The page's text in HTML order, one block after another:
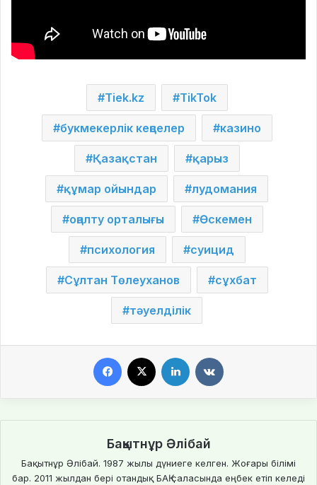
Tiek.kz TikTok
букмекерлік кеңселер казино
Қазақстан қарыз
құмар ойындар лудомания
оңалту орталығы Өскемен
психология суицид
Сұлтан Төлеуханов сұхбат
тәуелділік
Бақытнұр Әлібай
Бақытнұр Әлібай. 1987 жылы дүниеге келген. Жоғары білімі
бар. 2011 жылдан бері отандық БАҚ саласында еңбек етіп келеді